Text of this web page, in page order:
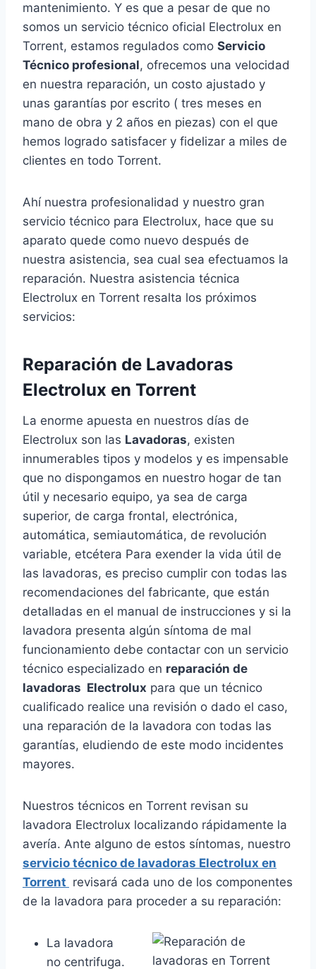
mantenimiento. Y es que a pesar de que no
somos un servicio técnico oficial Electrolux en
Torrent, estamos regulados como Servicio
Técnico profesional, ofrecemos una velocidad
en nuestra reparación, un costo ajustado y
unas garantías por escrito ( tres meses en
mano de obra y 2 años en piezas) con el que
hemos logrado satisfacer y fidelizar a miles de
clientes en todo Torrent.
Ahí nuestra profesionalidad y nuestro gran
servicio técnico para Electrolux, hace que su
aparato quede como nuevo después de
nuestra asistencia, sea cual sea efectuamos la
reparación. Nuestra asistencia técnica
Electrolux en Torrent resalta los próximos
servicios:
Reparación de Lavadoras
Electrolux en Torrent
La enorme apuesta en nuestros días de
Electrolux son las Lavadoras, existen
innumerables tipos y modelos y es impensable
que no dispongamos en nuestro hogar de tan
útil y necesario equipo, ya sea de carga
superior, de carga frontal, electrónica,
automática, semiautomática, de revolución
variable, etcétera Para exender la vida útil de
las lavadoras, es preciso cumplir con todas las
recomendaciones del fabricante, que están
detalladas en el manual de instrucciones y si la
lavadora presenta algún síntoma de mal
funcionamiento debe contactar con un servicio
técnico especializado en reparación de
lavadoras Electrolux para que un técnico
cualificado realice una revisión o dado el caso,
una reparación de la lavadora con todas las
garantías, eludiendo de este modo incidentes
mayores.
Nuestros técnicos en Torrent revisan su
lavadora Electrolux localizando rápidamente la
avería. Ante alguno de estos síntomas, nuestro
servicio técnico de lavadoras Electrolux en
Torrent revisará cada uno de los componentes
de la lavadora para proceder a su reparación:
La lavadora
no centrifuga.